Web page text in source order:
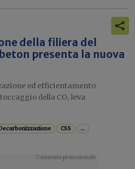
della filiera del
presenta la nuova
ed efficientamento
della CO₂ leva
CSS ...